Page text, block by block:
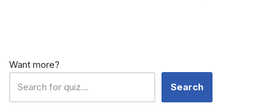
Want more?
Search